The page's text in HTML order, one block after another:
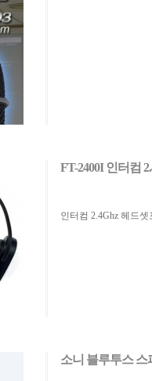
FT-2400I 인터컴
인터컴 2.4Ghz 헤드
소니 블루투스 스